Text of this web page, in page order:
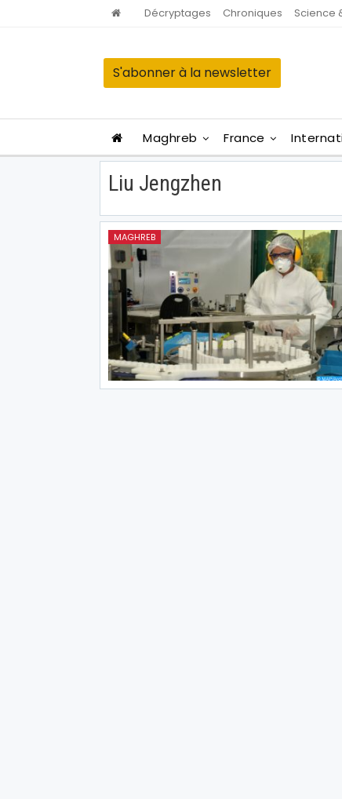
Décryptages Chroniques Science
S'abonner à la newsletter
Maghreb France
Liu Jengzhen
MAGHREB